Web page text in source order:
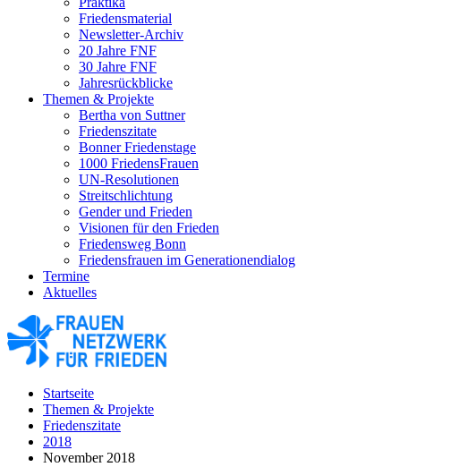
Friedensmaterial
Newsletter-Archiv
20 Jahre FNF
30 Jahre FNF
Jahresrückblicke
Themen & Projekte
Bertha von Suttner
Friedenszitate
Bonner Friedenstage
1000 FriedensFrauen
UN-Resolutionen
Streitschlichtung
Gender und Frieden
Visionen für den Frieden
Friedensweg Bonn
Friedensfrauen im Generationendialog
Termine
Aktuelles
Startseite
Themen & Projekte
Friedenszitate
2018
November 2018